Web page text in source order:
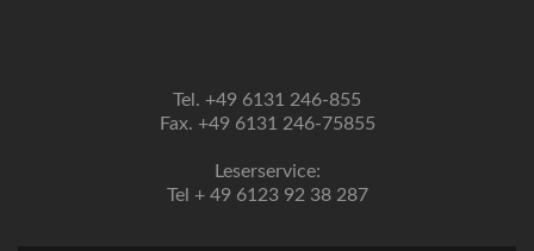
Tel. +49 6131 246-855
Fax. +49 6131 246-75855
Leserservice:
Tel + 49 6123 92 38 287